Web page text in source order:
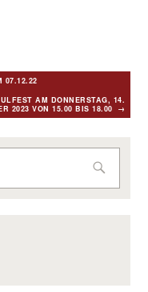
07.12.22
AM DONNERSTAG, 14.
2023 VON 15.00 BIS 18.00